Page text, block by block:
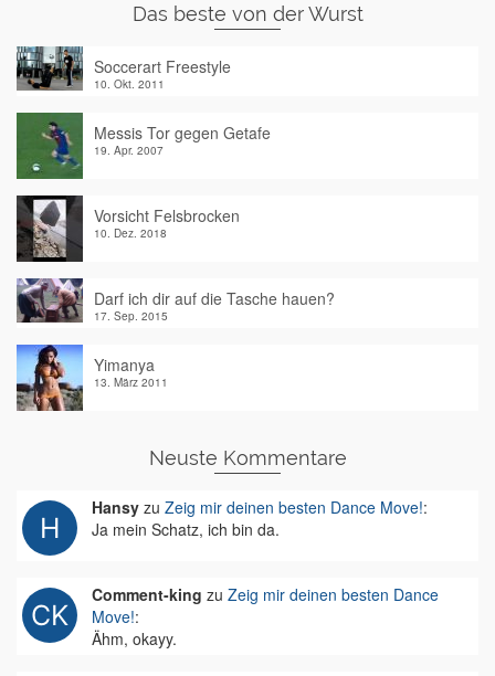
Das beste von der Wurst
Soccerart Freestyle
10. Okt. 2011
Messis Tor gegen Getafe
19. Apr. 2007
Vorsicht Felsbrocken
10. Dez. 2018
Darf ich dir auf die Tasche hauen?
17. Sep. 2015
Yimanya
13. März 2011
Neuste Kommentare
Hansy zu Zeig mir deinen besten Dance Move!:
Ja mein Schatz, ich bin da.
Comment-king zu Zeig mir deinen besten Dance
Move!:
Ähm, okayy.